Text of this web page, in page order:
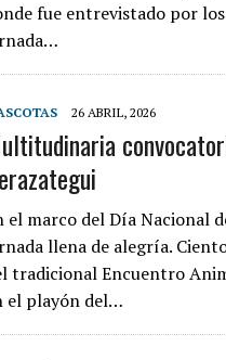
fue entrevistado por
26 ABRIL, 2026
el marco del Día Nacional
llena de alegría.
tradicional Encuentro
el playón del…